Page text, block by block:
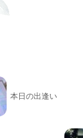
本日の出逢い